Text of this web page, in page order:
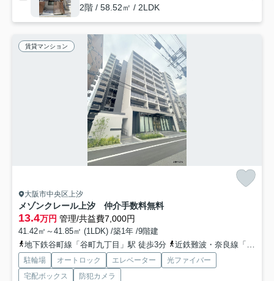
2階 / 58.52㎡ / 2LDK
賃貸マンション
大阪市中央区上汐
メゾンクレール上汐 仲介手数料無料
13.4万円 管理/共益費7,000円
41.42㎡～41.85㎡ (1LDK) /築1年 /9階建
地下鉄谷町線「谷町九丁目」駅 徒歩3分
近鉄難波・奈良線「大阪上本町」駅 徒歩9分
駐輪場 オートロック エレベーター
光ファイバー
宅配ボックス
防犯カメラ